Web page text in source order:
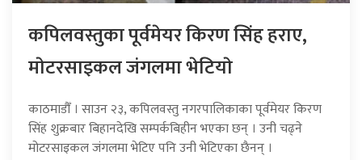
कपिलवस्तुका पूर्वमेयर किरण सिंह हराए,
माेटरसाइकल जंगलमा भेटियाे
काठमाडौँ । साउन २३, कपिलवस्तु नगरपालिकाका पूर्वमेयर किरण
सिंह शुक्रबार बिहानदेखि सम्पर्कबिहीन भएका छन् । उनी चढ्ने
मोटरसाइकल जंगलमा भेटिए पनि उनी भेटिएका छैनन् ।